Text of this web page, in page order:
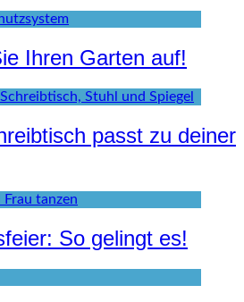
Ihren Garten auf!
passt zu deiner
So gelingt es!